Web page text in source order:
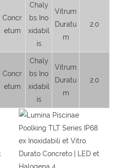
Concr
etum
Chaly
bs Ino
xidabil
is
Vitrum
Duratu
m
2.0
Concr
etum
Chaly
bs Ino
xidabil
is
Vitrum
Duratu
m
2.0